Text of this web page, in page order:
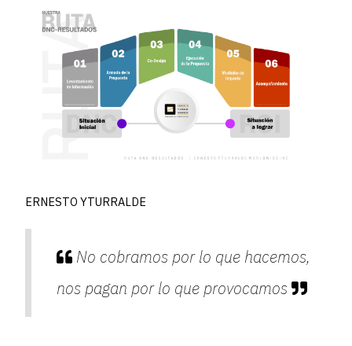
ERNESTO YTURRALDE
No cobramos por lo que hacemos,
nos pagan por lo que provocamos